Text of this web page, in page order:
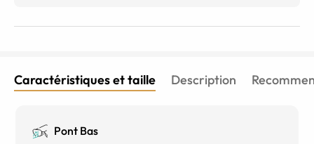
Caractéristiques et taille Description
Pont Bas